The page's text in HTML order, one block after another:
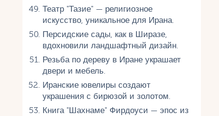
Театр "Тазие" — религиозное
искусство, уникальное для Ирана.
Персидские сады, как в Ширазе,
вдохновили ландшафтный дизайн.
Резьба по дереву в Иране украшает
двери и мебель.
Иранские ювелиры создают
украшения с бирюзой и золотом.
Книга "Шахнаме" Фирдоуси — эпос из